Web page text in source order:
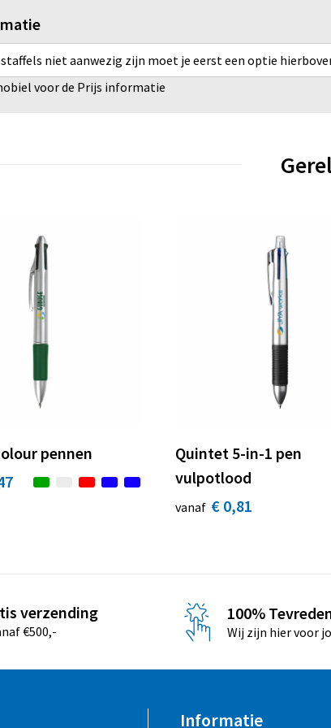
staffels niet aanwezig zijn moet je eerst een optie
voor de Prijs informatie
pennen
Quintet 5-in-1 pen
vulpotlood
vanaf € 0,81
verzending
€500,-
100%
Wij zijn hier voor
Informatie